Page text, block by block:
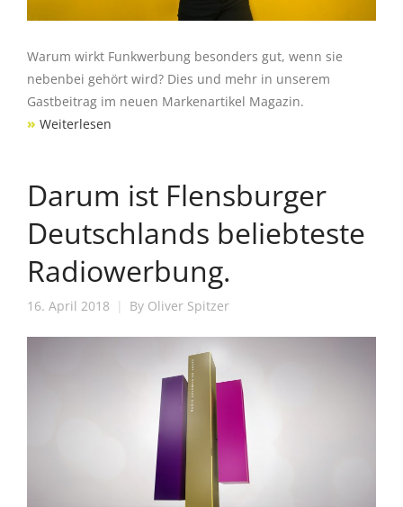
Warum wirkt Funkwerbung besonders gut, wenn sie
nebenbei gehört wird? Dies und mehr in unserem
Gastbeitrag im neuen Markenartikel Magazin.
» Weiterlesen
Darum ist Flensburger
Deutschlands beliebteste
Radiowerbung.
16. April 2018 By Oliver Spitzer